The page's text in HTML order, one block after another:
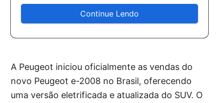
Continue Lendo
A Peugeot iniciou oficialmente as vendas do
novo Peugeot e-2008 no Brasil, oferecendo
uma versão eletrificada e atualizada do SUV. O